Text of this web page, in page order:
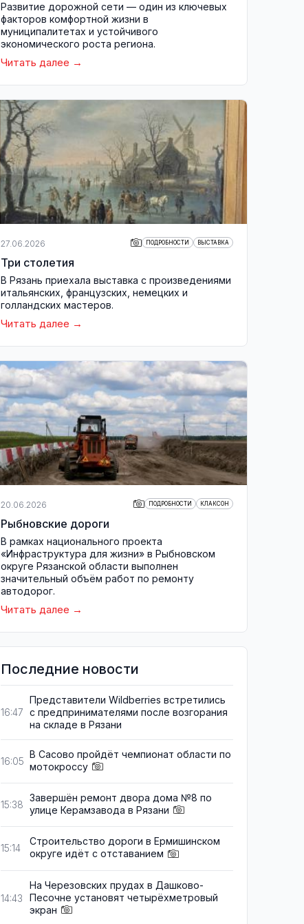
Развитие дорожной сети — один из ключевых
факторов комфортной жизни в
муниципалитетах и устойчивого
экономического роста региона.
Читать далее
27.06.2026 ПОДРОБНОСТИ ВЫСТАВКА
Три столетия
В Рязань приехала выставка с произведениями
итальянских, французских, немецких и
голландских мастеров.
Читать далее
20.06.2026 ПОДРОБНОСТИ КЛАКСОН
Рыбновские дороги
В рамках национального проекта
«Инфраструктура для жизни» в Рыбновском
округе Рязанской области выполнен
значительный объём работ по ремонту
автодорог.
Читать далее
Последние новости
16:47
Представители Wildberries встретились
с предпринимателями после возгорания
на складе в Рязани
16:05
В Сасово пройдёт чемпионат области по
мотокроссу
15:38
Завершён ремонт двора дома №8 по
улице Керамзавода в Рязани
15:14
Строительство дороги в Ермишинском
округе идёт с отставанием
14:43
На Черезовских прудах в Дашково-
Песочне установят четырёхметровый
экран